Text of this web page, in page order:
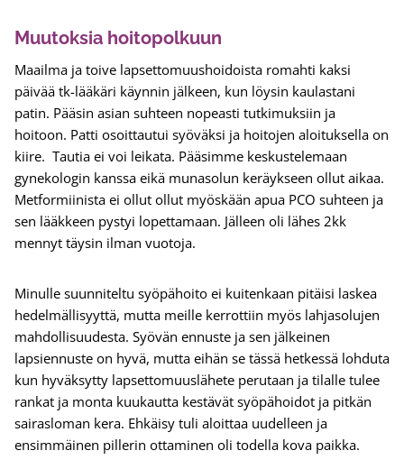
Muutoksia hoitopolkuun
Maailma ja toive lapsettomuushoidoista romahti kaksi
päivää tk-lääkäri käynnin jälkeen, kun löysin kaulastani
patin. Pääsin asian suhteen nopeasti tutkimuksiin ja
hoitoon. Patti osoittautui syöväksi ja hoitojen aloituksella on
kiire. Tautia ei voi leikata. Pääsimme keskustelemaan
gynekologin kanssa eikä munasolun keräykseen ollut aikaa.
Metformiinista ei ollut ollut myöskään apua PCO suhteen ja
sen lääkkeen pystyi lopettamaan. Jälleen oli lähes 2kk
mennyt täysin ilman vuotoja.
Minulle suunniteltu syöpähoito ei kuitenkaan pitäisi laskea
hedelmällisyyttä, mutta meille kerrottiin myös lahjasolujen
mahdollisuudesta. Syövän ennuste ja sen jälkeinen
lapsiennuste on hyvä, mutta eihän se tässä hetkessä lohduta
kun hyväksytty lapsettomuuslähete perutaan ja tilalle tulee
rankat ja monta kuukautta kestävät syöpähoidot ja pitkän
sairasloman kera. Ehkäisy tuli aloittaa uudelleen ja
ensimmäinen pillerin ottaminen oli todella kova paikka.